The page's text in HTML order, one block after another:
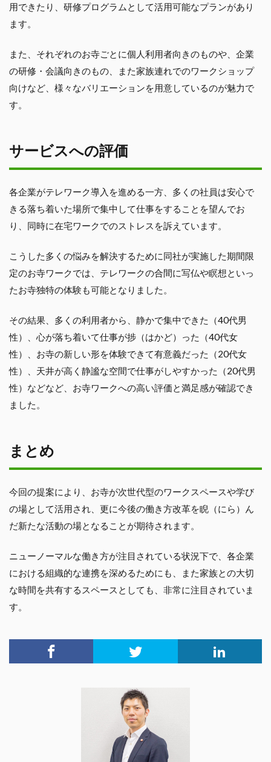
用できたり、研修プログラムとして活用可能なプランがあり
ます。
また、それぞれのお寺ごとに個人利用者向きのものや、企業
の研修・会議向きのもの、また家族連れでのワークショップ
向けなど、様々なバリエーションを用意しているのが魅力で
す。
サービスへの評価
各企業がテレワーク導入を進める一方、多くの社員は安心で
きる落ち着いた場所で集中して仕事をすることを望んでお
り、同時に在宅ワークでのストレスを訴えています。
こうした多くの悩みを解決するために同社が実施した期間限
定のお寺ワークでは、テレワークの合間に写仏や瞑想といっ
たお寺独特の体験も可能となりました。
その結果、多くの利用者から、静かで集中できた（40代男
性）、心が落ち着いて仕事が捗（はかど）った（40代女
性）、お寺の新しい形を体験できて有意義だった（20代女
性）、天井が高く静謐な空間で仕事がしやすかった（20代男
性）などなど、お寺ワークへの高い評価と満足感が確認でき
ました。
まとめ
今回の提案により、お寺が次世代型のワークスペースや学び
の場として活用され、更に今後の働き方改革を睨（にら）ん
だ新たな活動の場となることが期待されます。
ニューノーマルな働き方が注目されている状況下で、各企業
における組織的な連携を深めるためにも、また家族との大切
な時間を共有するスペースとしても、非常に注目されていま
す。